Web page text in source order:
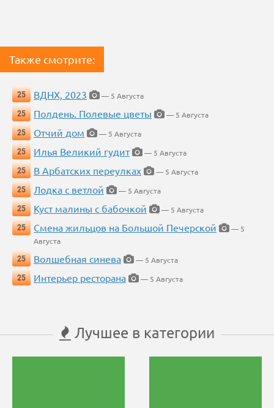
Также смотрите:
25 ВДНХ, 2023
— 5 Августа
25
Полдень. Полевые цветы
— 5 Августа
25
Отчий дом
— 5 Августа
25
Илья Великий гудит
— 5 Августа
25
В Арбатских переулках
— 5 Августа
25
Лодка с ветлой
— 5 Августа
25
Куст малины с бабочкой
— 5 Августа
25
Смена жильцов на Большой Печерской
— 5
Августа
25
Волшебная синева
— 5 Августа
25
Интерьер ресторана — 5 Августа
Лучшее в категории